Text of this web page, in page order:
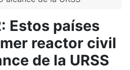
Estos países
reactor civil
de la URSS